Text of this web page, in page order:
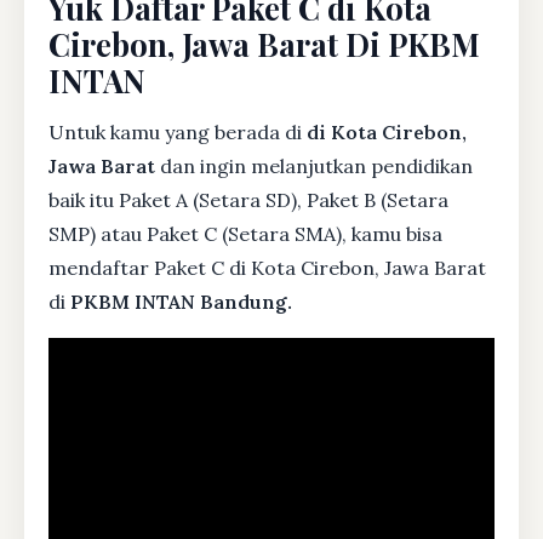
Cirebon, Jawa Barat Di PKBM
INTAN
Untuk kamu yang berada di di Kota Cirebon,
Jawa Barat dan ingin melanjutkan pendidikan
baik itu Paket A (Setara SD), Paket B (Setara
SMP) atau Paket C (Setara SMA), kamu bisa
mendaftar Paket C di Kota Cirebon, Jawa Barat
di PKBM INTAN Bandung.